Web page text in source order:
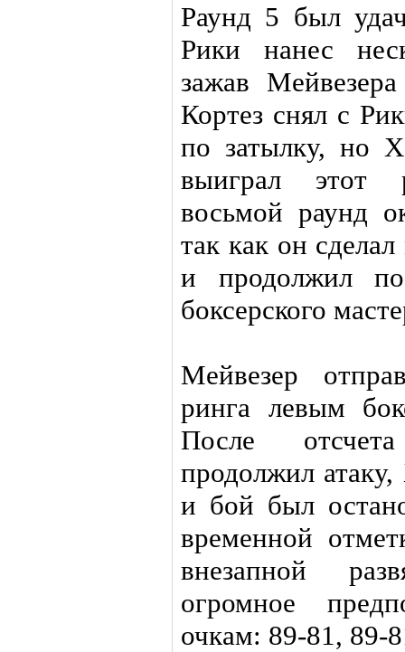
Раунд 5 был
Рики нанес
зажав
Кортез снял с
по затылку, но
выиграл этот
восьмой раунд
так как он
и продолжил
боксерского
Мейвезер
ринга левым
После
продолжил
и бой был
временной
внезапной
огромное
очкам: 89-81, 89-